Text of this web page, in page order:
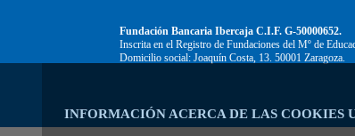
INFORMACIÓN ACERCA DE LAS COOKIES
Fundación Bancaria Ibercaja C.I.F. G-50000652.
Inscrita en el Registro de Fundaciones del Mº de
Domicilio social: Joaquín Costa, 13. 50001 Zaragoza.